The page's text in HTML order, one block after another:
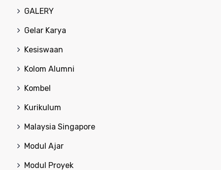
GALERY
Gelar Karya
Kesiswaan
Kolom Alumni
Kombel
Kurikulum
Malaysia Singapore
Modul Ajar
Modul Proyek